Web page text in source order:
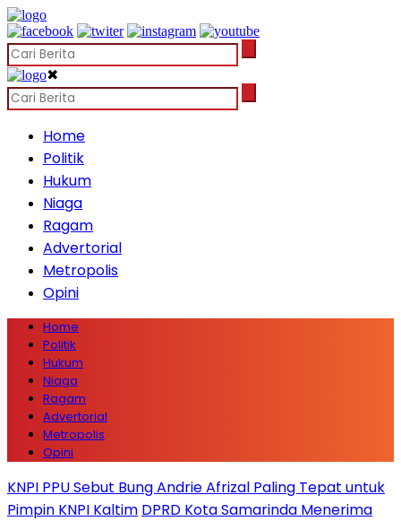
✖
Home
Politik
Hukum
Niaga
Ragam
Advertorial
Metropolis
Opini
Home
Politik
Hukum
Niaga
Ragam
Advertorial
Metropolis
Opini
KNPI PPU Sebut Bung Andrie Afrizal Paling Tepat untuk
Pimpin KNPI Kaltim DPRD Kota Samarinda Menerima